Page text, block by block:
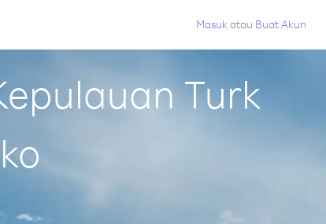
Masuk atau Buat Akun
Turk